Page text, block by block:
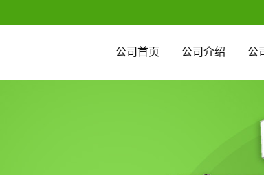
公司首页 公司介绍 公